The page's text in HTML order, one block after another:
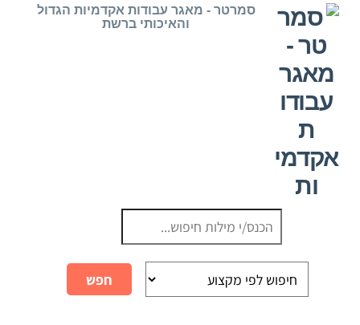
Skip
content
סמרטר - מאגר עבודות אקדמיות הגדול
והאיכותי ברשת